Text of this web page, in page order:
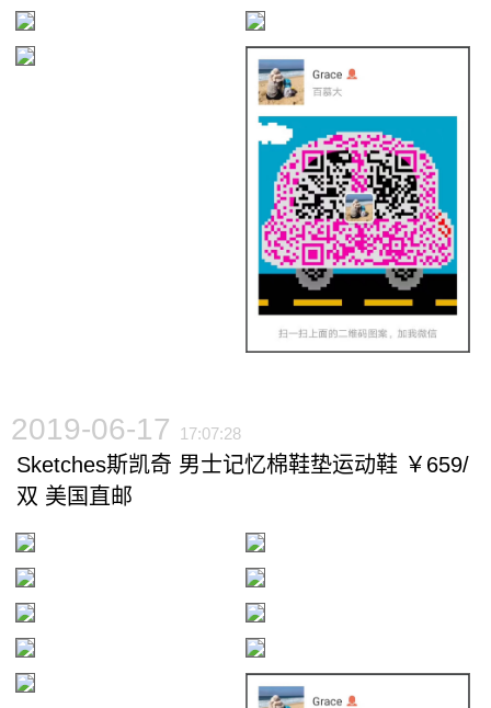
2019-06-17 17:07:28
Sketches斯凯奇 男士记忆棉鞋垫运动鞋 ￥659/
双 美国直邮